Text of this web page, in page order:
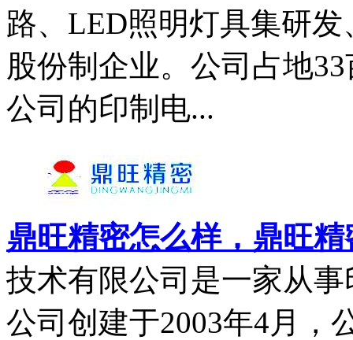
路、LED照明灯具集研
股份制企业。公司占地
公司的印制电...
鼎旺精密怎么样，鼎旺
技术有限公司是一家从
公司创建于2003年4月，